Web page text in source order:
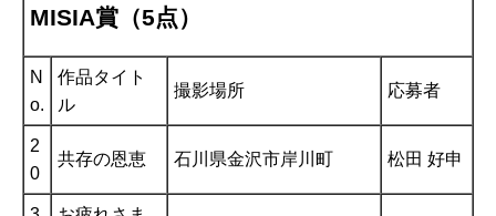
MISIA賞（5点）
N
o.
作品タイト
ル
撮影場所 応募者
2
0
共存の恩恵 石川県金沢市岸川町 松田 好申